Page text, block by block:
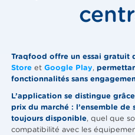
Traqfood offre un essai gratuit
Store etGoogle Play,
fonctionnalités sans
L’application se distingue
prix du marché : l’ensemble de
toujours disponible, quel que
compatibilité avec les